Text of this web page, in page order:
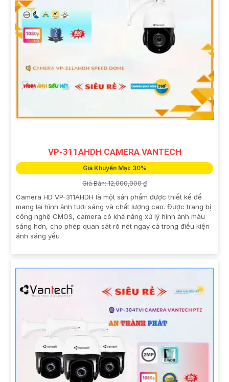
VP-311AHDH CAMERA VANTECH
Giá Khuyến Mại: 30%
Giá Bán: 12,000,000 ₫
Camera HD VP-311AHDH là một sản phẩm được thiết kế để
mang lại hình ảnh tươi sáng và chất lượng cao. Được trang bị
công nghệ CMOS, camera có khả năng xử lý hình ảnh màu
sáng hơn, cho phép quan sát rõ nét ngay cả trong điều kiện
ánh sáng yếu